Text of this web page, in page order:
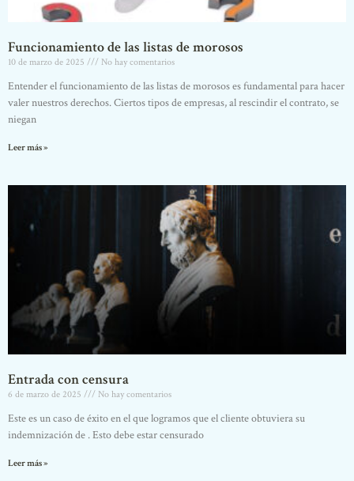
Funcionamiento de las listas de morosos
10 de marzo de 2025 No hay comentarios
Entender el funcionamiento de las listas de morosos es fundamental para hacer
valer nuestros derechos. Ciertos tipos de empresas, al rescindir el contrato, se
niegan
Leer más »
Entrada con censura
6 de marzo de 2025 No hay comentarios
Este es un caso de éxito en el que logramos que el cliente obtuviera su
indemnización de . Esto debe estar censurado
Leer más »